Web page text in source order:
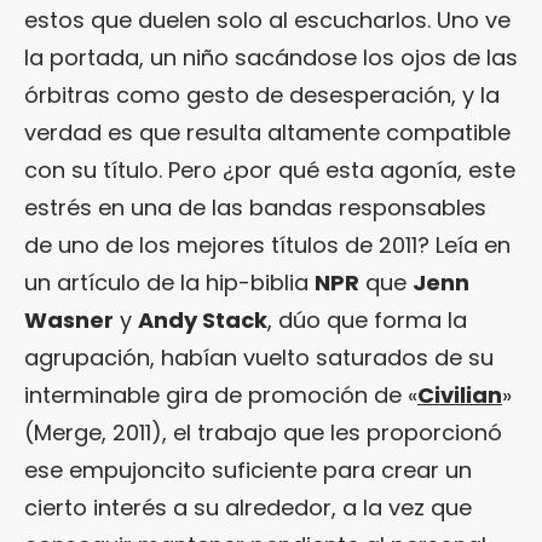
estos que duelen solo al escucharlos. Uno ve
la portada, un niño sacándose los ojos de las
órbitras como gesto de desesperación, y la
verdad es que resulta altamente compatible
con su título. Pero ¿por qué esta agonía, este
estrés en una de las bandas responsables
de uno de los mejores títulos de 2011? Leía en
un artículo de la hip-biblia NPR que Jenn
Wasner y Andy Stack, dúo que forma la
agrupación, habían vuelto saturados de su
interminable gira de promoción de «Civilian»
(Merge, 2011), el trabajo que les proporcionó
ese empujoncito suficiente para crear un
cierto interés a su alrededor, a la vez que